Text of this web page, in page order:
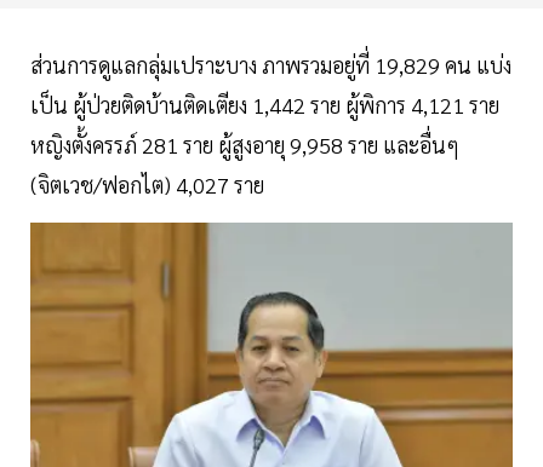
ส่วนการดูแลกลุ่มเปราะบาง ภาพรวมอยู่ที่ 19,829 คน แบ่ง
เป็น ผู้ป่วยติดบ้านติดเตียง 1,442 ราย ผู้พิการ 4,121 ราย
หญิงตั้งครรภ์ 281 ราย ผู้สูงอายุ 9,958 ราย และอื่นๆ
(จิตเวช/ฟอกไต) 4,027 ราย